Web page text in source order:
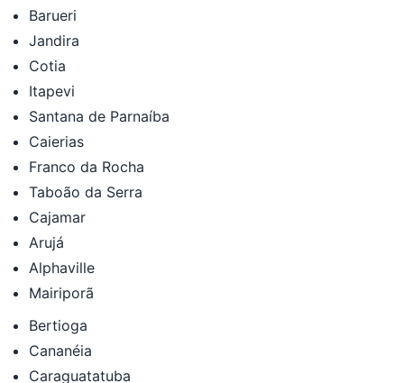
Barueri
Jandira
Cotia
Itapevi
Santana de Parnaíba
Caierias
Franco da Rocha
Taboão da Serra
Cajamar
Arujá
Alphaville
Mairiporã
Bertioga
Cananéia
Caraguatatuba